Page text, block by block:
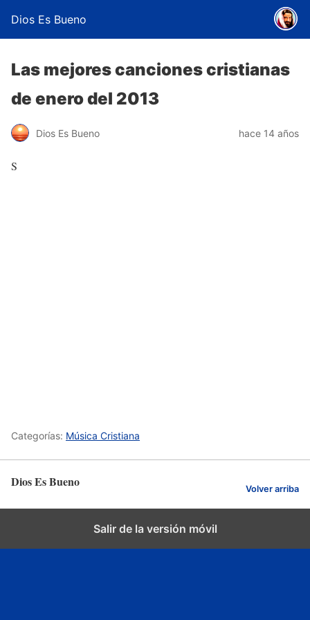
Dios Es Bueno
Las mejores canciones cristianas
de enero del 2013
Dios Es Bueno hace 14 años
S
Categorías: Música Cristiana
Dios Es Bueno Volver arriba
Salir de la versión móvil